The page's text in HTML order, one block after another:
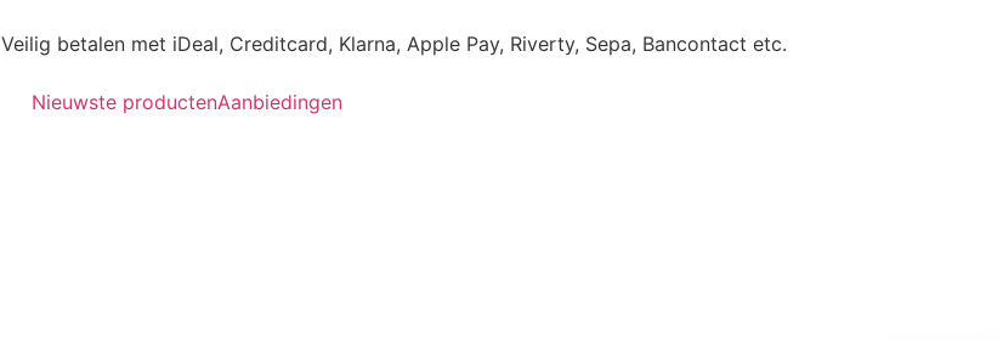
Veilig betalen met iDeal, Creditcard, Klarna, Apple Pay, Riverty, Sepa, Bancontact etc.
Nieuwste productenAanbiedingen